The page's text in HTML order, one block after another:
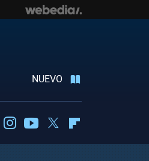
NUEVO
DiscordInstagramYoutubeTwitter